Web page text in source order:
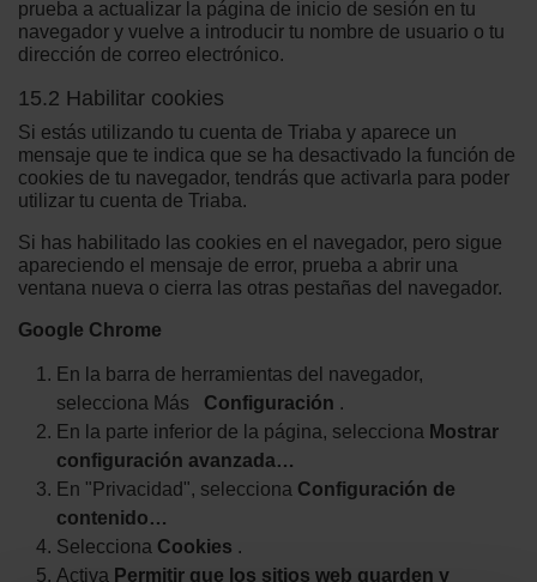
prueba a actualizar la página de inicio de sesión en tu
navegador y vuelve a introducir tu nombre de usuario o tu
dirección de correo electrónico.
15.2 Habilitar cookies
Si estás utilizando tu cuenta de Triaba y aparece un
mensaje que te indica que se ha desactivado la función de
cookies de tu navegador, tendrás que activarla para poder
utilizar tu cuenta de Triaba.
Si has habilitado las cookies en el navegador, pero sigue
apareciendo el mensaje de error, prueba a abrir una
ventana nueva o cierra las otras pestañas del navegador.
Google Chrome
En la barra de herramientas del navegador,
selecciona Más Configuración .
En la parte inferior de la página, selecciona Mostrar
configuración avanzada…
En "Privacidad", selecciona Configuración de
contenido…
Selecciona Cookies .
Activa Permitir que los sitios web guarden y